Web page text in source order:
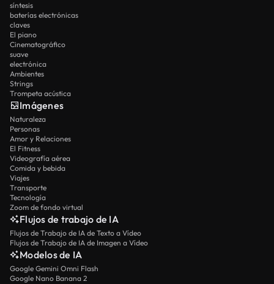
síntesis
baterías electrónicas
claves
El piano
Cinematográfico
suave
electrónica
Ambientes
Strings
Trompeta acústica
Imágenes
Naturaleza
Personas
Amor y Relaciones
El Fitness
Videografía aérea
Comida y bebida
Viajes
Transporte
Tecnología
Zoom de fondo virtual
Flujos de trabajo de IA
Flujos de Trabajo de IA de Texto a Vídeo
Flujos de Trabajo de IA de Imagen a Vídeo
Modelos de IA
Google Gemini Omni Flash
Google Nano Banana 2